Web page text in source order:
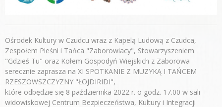
Ośrodek Kultury w Czudcu wraz z Kapelą Ludową z Czudca,
Zespołem Pieśni i Tańca "Zaborowiacy", Stowarzyszeniem
"Gdzieś Tu" oraz Kołem Gospodyń Wiejskich z Zaborowa
serecznie zaprasza na XI SPOTKANIE Z MUZYKĄ I TAŃCEM
RZESZOWSZCZYZNY "ŁOJDIRIDI",
które odbędzie się 8 października 2022 r. o godz. 17.00 w sali
widowiskowej Centrum Bezpieczeństwa, Kultury i Integracji